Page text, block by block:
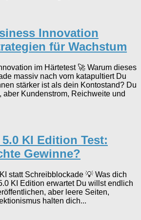
Innovation
für Wachstum
im Härtetest 🚀 Warum dieses
massiv nach vorn katapultiert Du
stärker ist als dein Kontostand? Du
aber Kundenstrom, Reichweite und
KI Edition Test:
Gewinne?
statt Schreibblockade 💡 Was dich
KI Edition erwartet Du willst endlich
aber leere Seiten,
halten dich...